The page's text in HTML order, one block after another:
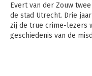
Evert van der Zouw
de stad Utrecht. Drie
zij de true crime-lezers
geschiedenis van de